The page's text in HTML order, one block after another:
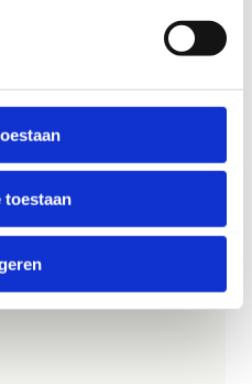
toestaan
naar buiten te trekken
met collega's.